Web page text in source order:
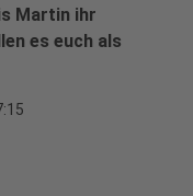
Martin ihr
es euch als